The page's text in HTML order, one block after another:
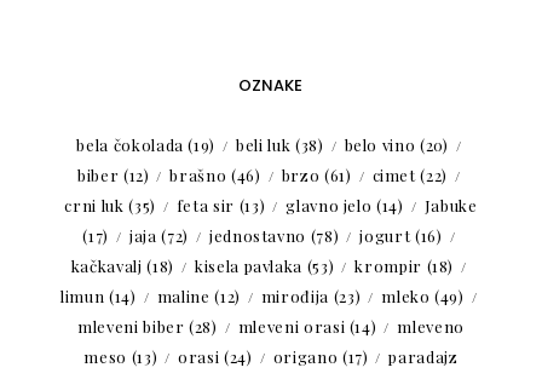
OZNAKE
bela čokolada (19) beli luk (38) belo vino (20)
biber (12) brašno (46) brzo (61) cimet(22)
crni luk (35) feta sir (13) glavno jelo (14)
Jabuke
(17)
jaja (72) jednostavno (78) jogurt(16)
kačkavalj (18) kisela pavlaka (53) krompir (18)
limun (14) maline (12) mirođija (23) mleko (49)
mleveni biber (28) mleveni orasi (14)
mleveno
meso (13) orasi (24) origano (17)
paradajz